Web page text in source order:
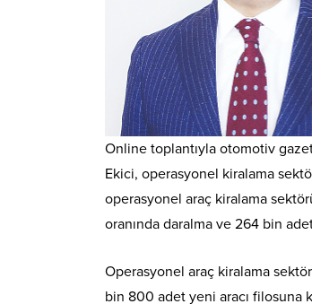
Online toplantıyla otomotiv
Ekici, operasyonel kiralama
operasyonel araç kiralama
oranında daralma ve 264 bin
Operasyonel araç kiralama
bin 800 adet yeni aracı filosuna